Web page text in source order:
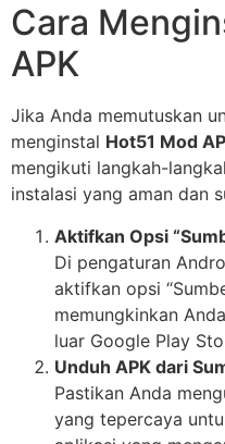
Cara
APK
Jika Anda memutuskan
menginstal Hot51 Mod
mengikuti langkah-
instalasi yang aman dan
Aktifkan Opsi
Di pengaturan
aktifkan opsi
memungkinkan
luar Google Play
Unduh APK dari
Pastikan Anda
yang tepercaya